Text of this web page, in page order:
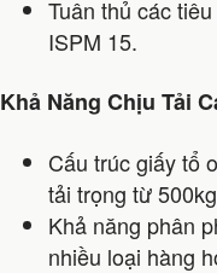
Tuân thủ các
ISPM 15.
Khả Năng Chịu Tải
Cấu trúc giấy tổ
tải trọng từ
Khả năng phân
nhiều loại hàng